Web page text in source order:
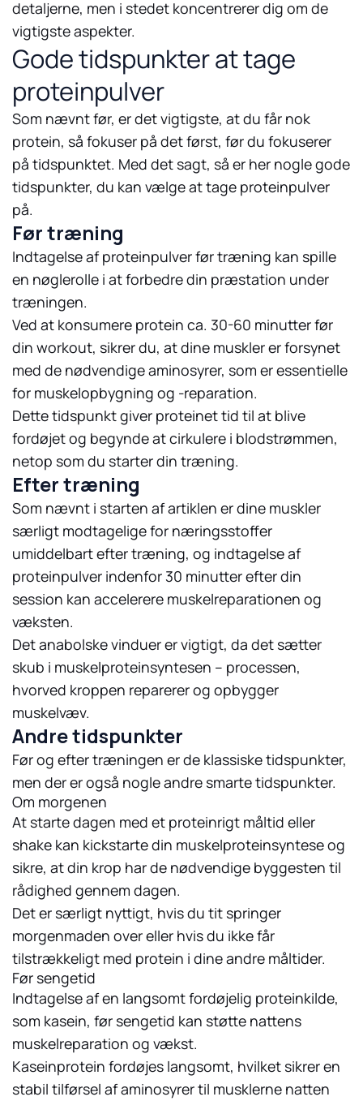
detaljerne, men i stedet koncentrerer dig om de
vigtigste aspekter.
Gode tidspunkter at tage
proteinpulver
Som nævnt før, er det vigtigste, at du får nok
protein, så fokuser på det først, før du fokuserer
på tidspunktet. Med det sagt, så er her nogle gode
tidspunkter, du kan vælge at tage proteinpulver
på.
Før træning
Indtagelse af proteinpulver før træning kan spille
en nøglerolle i at forbedre din præstation under
træningen.
Ved at konsumere protein ca. 30-60 minutter før
din workout, sikrer du, at dine muskler er forsynet
med de nødvendige aminosyrer, som er essentielle
for muskelopbygning og -reparation.
Dette tidspunkt giver proteinet tid til at blive
fordøjet og begynde at cirkulere i blodstrømmen,
netop som du starter din træning.
Efter træning
Som nævnt i starten af artiklen er dine muskler
særligt modtagelige for næringsstoffer
umiddelbart efter træning, og indtagelse af
proteinpulver indenfor 30 minutter efter din
session kan accelerere muskelreparationen og
væksten.
Det anabolske vinduer er vigtigt, da det sætter
skub i muskelproteinsyntesen – processen,
hvorved kroppen reparerer og opbygger
muskelvæv.
Andre tidspunkter
Før og efter træningen er de klassiske tidspunkter,
men der er også nogle andre smarte tidspunkter.
Om morgenen
At starte dagen med et proteinrigt måltid eller
shake kan kickstarte din muskelproteinsyntese og
sikre, at din krop har de nødvendige byggesten til
rådighed gennem dagen.
Det er særligt nyttigt, hvis du tit springer
morgenmaden over eller hvis du ikke får
tilstrækkeligt med protein i dine andre måltider.
Før sengetid
Indtagelse af en langsomt fordøjelig proteinkilde,
som kasein, før sengetid kan støtte nattens
muskelreparation og vækst.
Kaseinprotein fordøjes langsomt, hvilket sikrer en
stabil tilførsel af aminosyrer til musklerne natten